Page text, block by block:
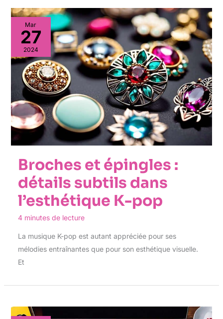
Mar
27
2024
Broches et épingles :
détails subtils dans
l’esthétique K-pop
4 minutes de lecture
La musique K-pop est autant appréciée pour ses
mélodies entraînantes que pour son esthétique visuelle.
Et